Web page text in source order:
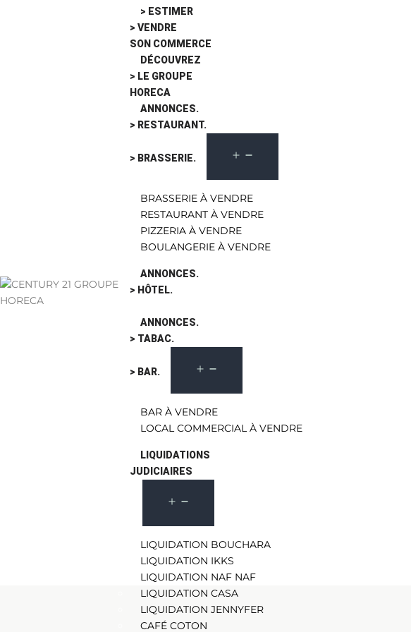
> ESTIMER
> VENDRE
SON COMMERCE
DÉCOUVREZ
> LE GROUPE
HORECA
ANNONCES.
> RESTAURANT.
> BRASSERIE.
BRASSERIE À VENDRE
RESTAURANT À VENDRE
PIZZERIA À VENDRE
BOULANGERIE À VENDRE
ANNONCES.
> HÔTEL.
ANNONCES.
> TABAC.
> BAR.
BAR À VENDRE
LOCAL COMMERCIAL À VENDRE
LIQUIDATIONS
JUDICIAIRES
LIQUIDATION BOUCHARA
LIQUIDATION IKKS
LIQUIDATION NAF NAF
LIQUIDATION CASA
LIQUIDATION JENNYFER
CAFÉ COTON